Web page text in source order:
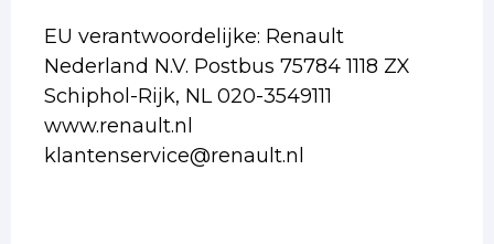
EU verantwoordelijke: Renault
Nederland N.V. Postbus 75784 1118 ZX
Schiphol-Rijk, NL 020-3549111
www.renault.nl
klantenservice@renault.nl